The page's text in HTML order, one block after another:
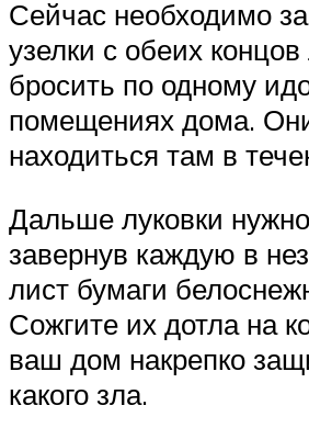
Сейчас необходимо
узелки с обеих концов
бросить по одному
помещениях дома.
находиться там в
Дальше луковки
завернув каждую в
лист бумаги
Сожгите их дотла на
ваш дом накрепко
какого зла.